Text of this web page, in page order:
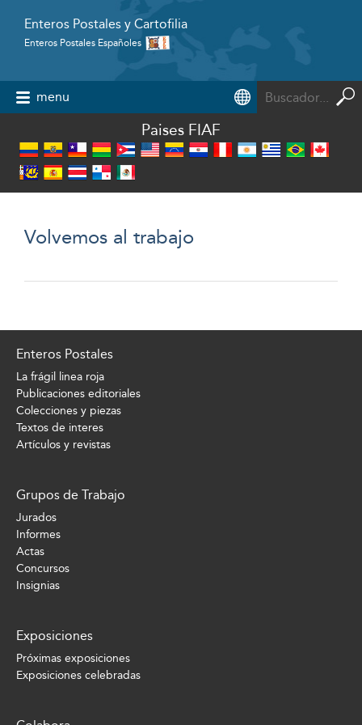
Enteros Postales y Cartofilia
Enteros Postales Españoles
menu
Paises FIAF
Volvemos al trabajo
Enteros Postales
La frágil linea roja
Publicaciones editoriales
Colecciones y piezas
Textos de interes
Artículos y revistas
Grupos de Trabajo
Jurados
Informes
Actas
Concursos
Insignias
Exposiciones
Próximas exposiciones
Exposiciones celebradas